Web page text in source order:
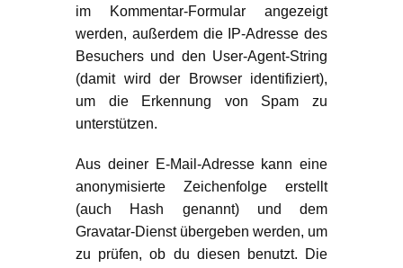
im Kommentar-Formular angezeigt
werden, außerdem die IP-Adresse des
Besuchers und den User-Agent-String
(damit wird der Browser identifiziert),
um die Erkennung von Spam zu
unterstützen.
Aus deiner E-Mail-Adresse kann eine
anonymisierte Zeichenfolge erstellt
(auch Hash genannt) und dem
Gravatar-Dienst übergeben werden, um
zu prüfen, ob du diesen benutzt. Die